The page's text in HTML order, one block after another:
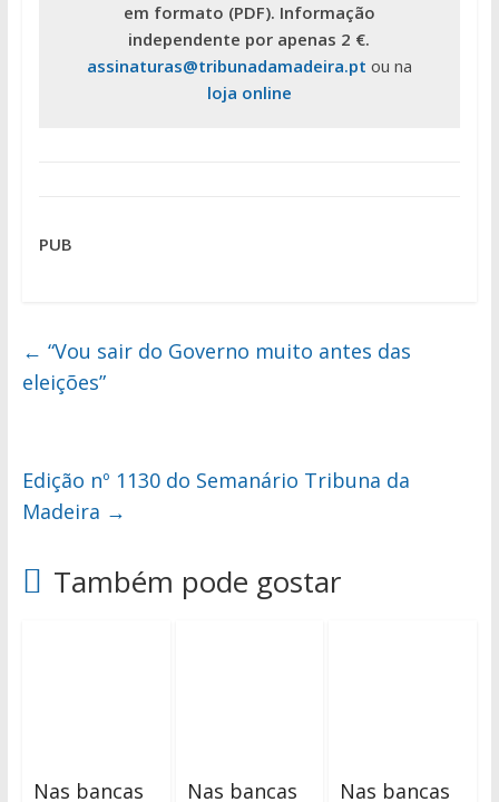
em formato (PDF). Informação
independente por apenas 2 €.
assinaturas@tribunadamadeira.pt ou na
loja online
PUB
← “Vou sair do Governo muito antes das
eleições”
Edição nº 1130 do Semanário Tribuna da
Madeira →
Também pode gostar
Nas bancas
Nas bancas
Nas bancas